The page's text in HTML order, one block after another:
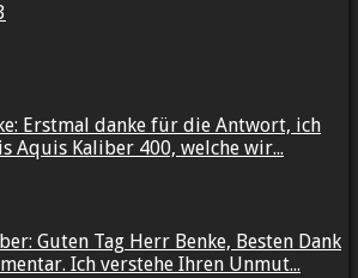
Erstmal danke für die Antwort, ich
Aquis Kaliber 400, welche wir...
Guten Tag Herr Benke, Besten Dank
Ich verstehe Ihren Unmut...